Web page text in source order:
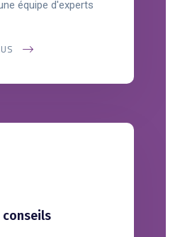
équipe d'experts
conseils